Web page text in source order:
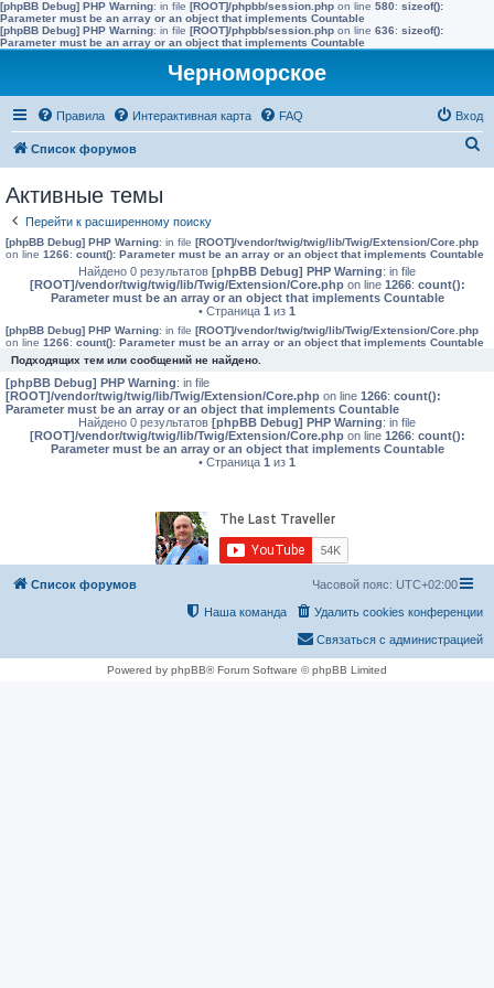
[phpBB Debug] PHP Warning: in file [ROOT]/phpbb/session.php on line 580: sizeof():
Parameter must be an array or an object that implements Countable
[phpBB Debug] PHP Warning: in file [ROOT]/phpbb/session.php on line 636: sizeof():
Parameter must be an array or an object that implements Countable
Черноморское
Правила Интерактивная карта FAQ Вход
Список форумов
к
Активные темы
Перейти к расширенному поиску
[phpBB Debug] PHP Warning: in file [ROOT]/vendor/twig/twig/lib/Twig/Extension/Core.php
on line 1266: count(): Parameter must be an array or an object that implements Countable
Найдено 0 результатов [phpBB Debug] PHP Warning: in file
[ROOT]/vendor/twig/twig/lib/Twig/Extension/Core.phpon line 1266: count():
Parameter must be an array or an object that implements Countable
• Страница 1 из 1
[phpBB Debug] PHP Warning: in file [ROOT]/vendor/twig/twig/lib/Twig/Extension/Core.php
on line 1266: count(): Parameter must be an array or an object that implements Countable
Подходящих тем или сообщений не найдено.
[phpBB Debug] PHP Warning: in file
[ROOT]/vendor/twig/twig/lib/Twig/Extension/Core.php on line 1266: count():
Parameter must be an array or an object that implements Countable
Найдено 0 результатов [phpBB Debug] PHP Warning: in file
[ROOT]/vendor/twig/twig/lib/Twig/Extension/Core.phpon line 1266: count():
Parameter must be an array or an object that implements Countable
• Страница 1 из 1
Список форумов Часовой пояс: UTC+02:00
Удалить cookies конференции
Наша команда
Связаться с администрацией
Powered by phpBB® Forum Software © phpBB Limited